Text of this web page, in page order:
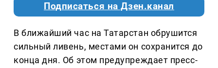
Подписаться на Дзен.канал
В ближайший час на Татарстан обрушится
сильный ливень, местами он сохранится до
конца дня. Об этом предупреждает пресс-